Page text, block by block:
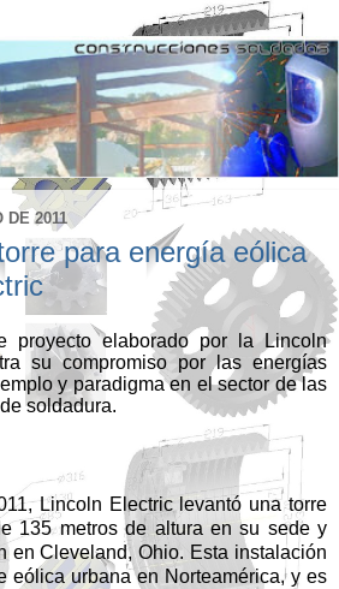
DE 2011
para energía eólica
proyecto elaborado por la Lincoln
su compromiso por las energías
y paradigma en el sector de las
soldadura.
Lincoln Electric levantó una torre
135 metros de altura en su sede y
en Cleveland, Ohio. Esta instalación
eólica urbana en Norteamérica, y es